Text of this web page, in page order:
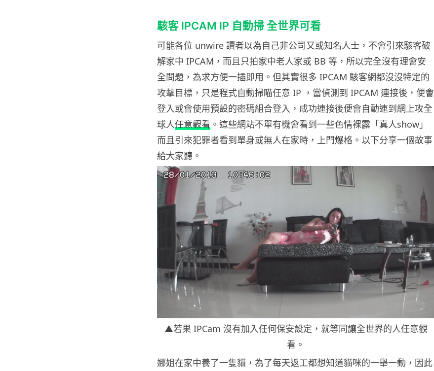
駭客 IPCAM IP 自動掃 全世界可看
可能各位 unwire 讀者以為自己非公司又或知名人士，不會引來駭客破
解家中 IPCAM，而且只拍家中老人家或 BB 等，所以完全沒有理會安
全問題，為求方便一插即用。但其實很多 IPCAM 駭客網都沒沒特定的
攻擊目標，只是程式自動掃瞄任意 IP ，當偵測到 IPCAM 連接後，便會
登入或會使用預設的密碼組合登入，成功連接後便會自動連到網上攻全
球人任意觀看 。這些網站不單有機會看到一些色情裸露「真人show」
而且引來犯罪者看到單身或無人在家時，上門爆格。以下分享一個故事
給大家聽。
▲若果 IPCam 沒有加入任何保安設定，就等同讓全世界的人任意觀
看。
娜姐在家中養了一隻貓，為了每天返工都想知道貓咪的一舉一動，因此